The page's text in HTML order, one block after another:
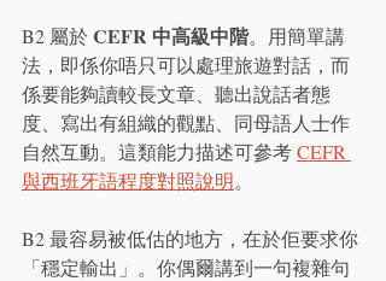
B2 屬於 CEFR 中高級中階。用簡單講
法，即係你唔只可以處理旅遊對話，而
係要能夠讀較長文章、聽出說話者態
度、寫出有組織的觀點、同母語人士作
自然互動。這類能力描述可參考 CEFR
與西班牙語程度對照說明。
B2 最容易被低估的地方，在於佢要求你
「穩定輸出」。你偶爾講到一句複雜句